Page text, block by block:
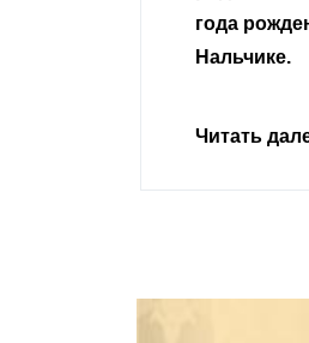
года
Нальчике.
Читать